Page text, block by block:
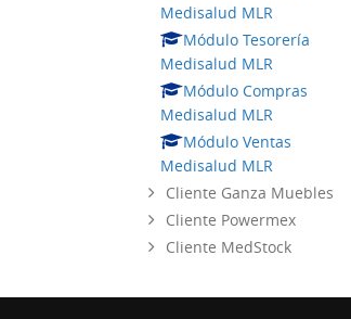
Medisalud MLR
Módulo Tesorería
Medisalud MLR
Módulo Compras
Medisalud MLR
Módulo Ventas
Medisalud MLR
Cliente Ganza Muebles
Cliente Powermex
Cliente MedStock